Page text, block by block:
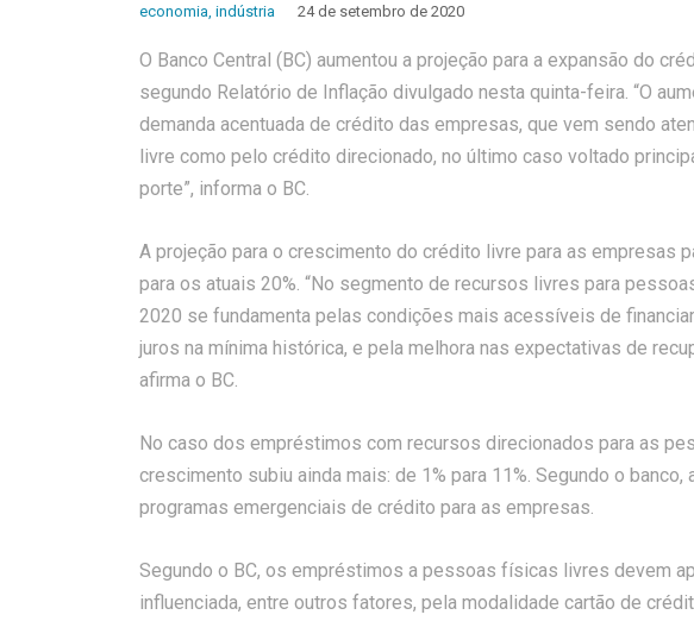
economia indústria 24 de setembro de 2020
O Banco Central (BC) aumentou a projeção para a expansão do
segundo Relatório de Inflação divulgado nesta quinta-feira. “O
demanda acentuada de crédito das empresas, que vem sendo
livre como pelo crédito direcionado, no último caso voltado
porte”, informa o BC.
A projeção para o crescimento do crédito livre para as empresas
para os atuais 20%. “No segmento de recursos livres para
2020 se fundamenta pelas condições mais acessíveis de
juros na mínima histórica, e pela melhora nas expectativas de
afirma o BC.
No caso dos empréstimos com recursos direcionados para as
crescimento subiu ainda mais: de 1% para 11%. Segundo o
programas emergenciais de crédito para as empresas.
Segundo o BC, os empréstimos a pessoas físicas livres devem
influenciada, entre outros fatores, pela modalidade cartão de